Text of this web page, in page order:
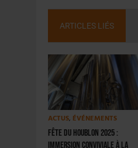
ARTICLES LIÉS
ACTUS, ÉVÉNEMENTS
Fête du Houblon 2025 :
immersion conviviale à la